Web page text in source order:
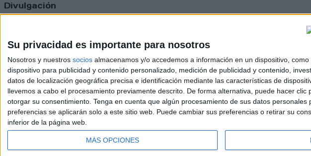
Su privacidad es importante para nosotros
Nosotros y nuestros socios almacenamos y/o accedemos a información en un dispositivo,
dispositivo para publicidad y contenido personalizado, medición de publicidad y contenido,
datos de localización geográfica precisa e identificación mediante las características de
llevemos a cabo el procesamiento previamente descrito. De forma alternativa, puede hacer
otorgar su consentimiento. Tenga en cuenta que algún procesamiento de sus datos
preferencias se aplicarán solo a este sitio web. Puede cambiar sus preferencias o retirar su
inferior de la página web.
MÁS OPCIONES
Divulgación
Comunicados
Vídeos (on boards)
Redes Sociales
2026 Revista Scratch |
Update CMP